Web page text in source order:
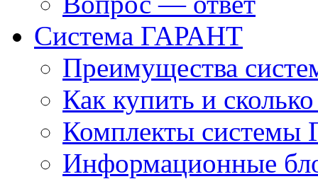
Система ГАРАНТ
Преимущества
Как купить и
Комплекты
Информационные